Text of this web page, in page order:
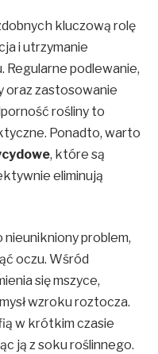
kluczową rolę
i utrzymanie
Regularne podlewanie,
oraz zastosowanie
rośliny to
Ponadto, warto
, które są
eliminują
nieunikniony problem,
oczu. Wśród
się mszyce,
wzroku roztocza.
w krótkim czasie
ją z soku roślinnego.